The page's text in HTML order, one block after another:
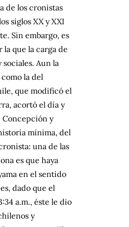
de los cronistas
siglos XX y XXI
Sin embargo, es
que la carga de
Aun la
la del
que modificó el
acortó el día y
Concepción y
mínima, del
una de las
es que haya
en el sentido
dado que el
a.m., éste le dio
y